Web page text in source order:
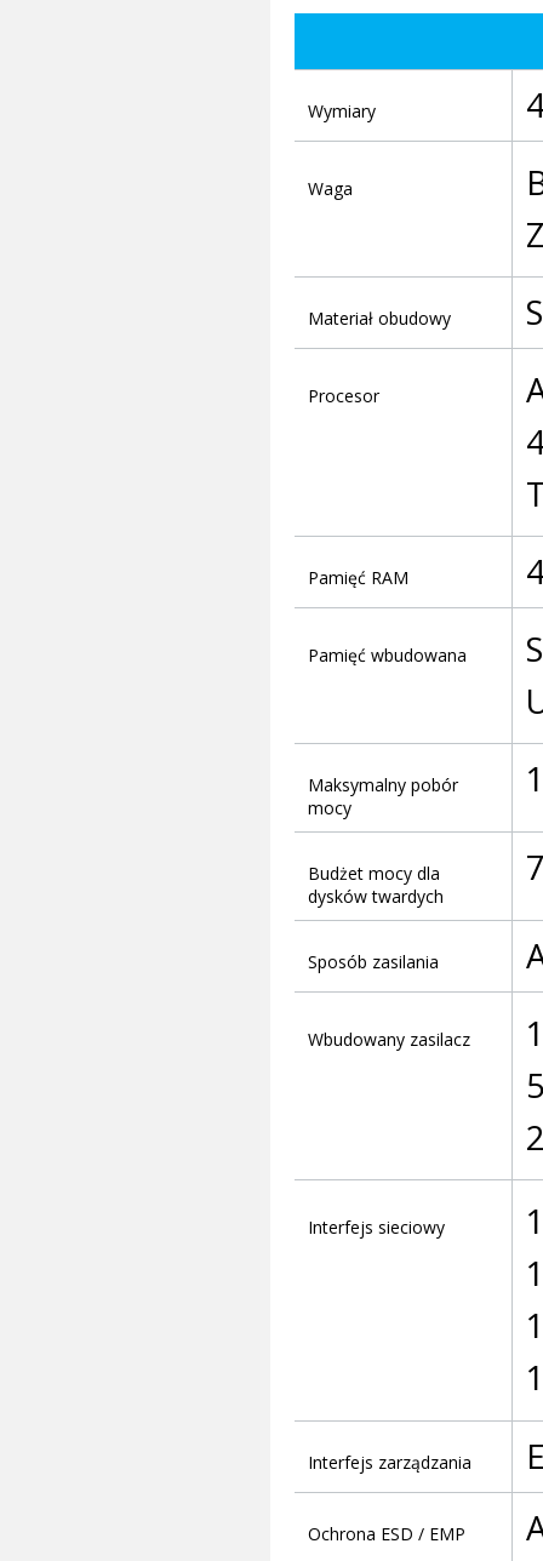
Wymiary
Waga
Materiał obudowy
Procesor
Pamięć RAM
Pamięć wbudowana
Maksymalny pobór
mocy
Budżet mocy dla
dysków twardych
Sposób zasilania
Wbudowany zasilacz
Interfejs sieciowy
Interfejs zarządzania
Ochrona ESD / EMP